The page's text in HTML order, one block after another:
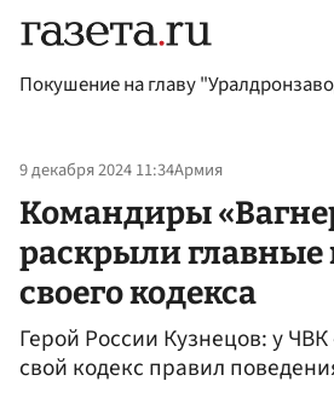
Покушение на главу
9 декабря 2024 11:34Армия
Командиры
раскрыли главные
своего кодекса
Герой России Кузнецов: у ЧВК
свой кодекс правил